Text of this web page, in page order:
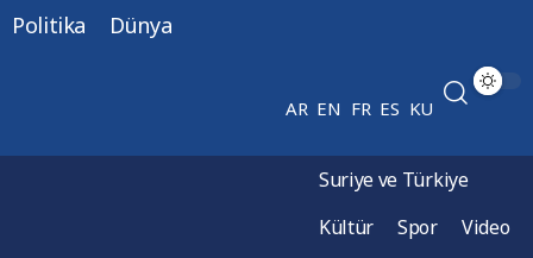
Politika Dünya
AR EN FR ES KU
Suriye ve Türkiye
Kültür
Spor
Video